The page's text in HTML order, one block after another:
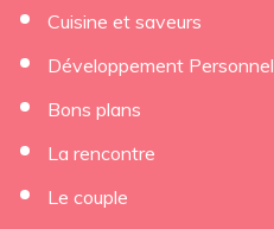
Cuisine et saveurs
Développement Personnel
Bons plans
La rencontre
Le couple